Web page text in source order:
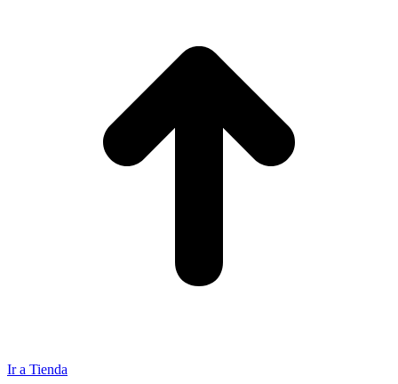
Ir a Tienda